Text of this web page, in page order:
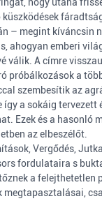
küszködések
– megint kíváncsin
ahogyan emberi
válik. A címre
próbálkozások a
szembesítik az
így a sokáig tervezett
Ezek és a hasonló
az elbeszélőt.
Vergődés,
fordulataira s
a felejthetetlen
megtapasztalásai,